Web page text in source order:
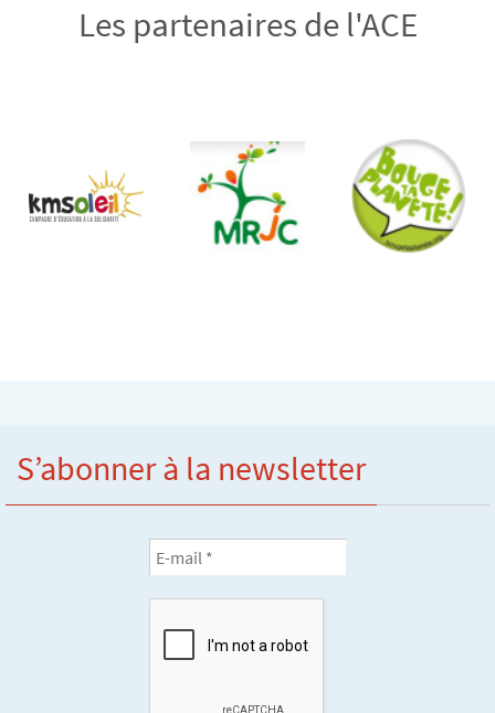
Les partenaires de l'ACE
S’abonner à la newsletter